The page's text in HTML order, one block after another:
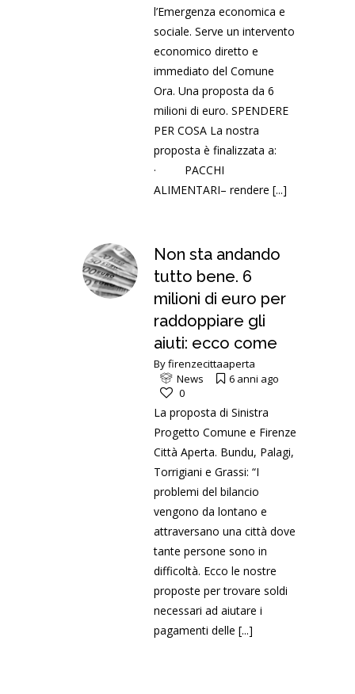
l’Emergenza economica e
sociale. Serve un intervento
economico diretto e
immediato del Comune
Ora. Una proposta da 6
milioni di euro. SPENDERE
PER COSA La nostra
proposta è finalizzata a:
· PACCHI
ALIMENTARI– rendere [...]
Non sta andando
tutto bene. 6
milioni di euro per
raddoppiare gli
aiuti: ecco come
Byfirenzecittaaperta
News
6 anni ago
0
La proposta di Sinistra
Progetto Comune e Firenze
Città Aperta. Bundu, Palagi,
Torrigiani e Grassi: “I
problemi del bilancio
vengono da lontano e
attraversano una città dove
tante persone sono in
difficoltà. Ecco le nostre
proposte per trovare soldi
necessari ad aiutare i
pagamenti delle [...]